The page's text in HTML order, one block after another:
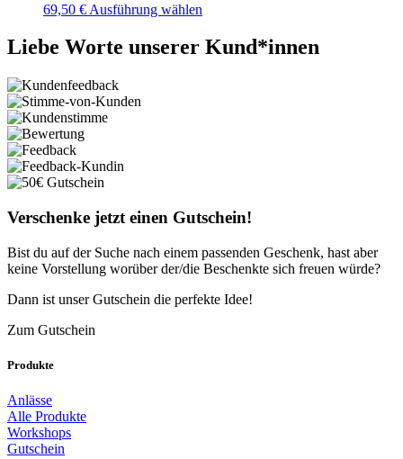
69,50 € Ausführung wählen
Liebe Worte unserer Kund*innen
Verschenke jetzt einen Gutschein!
Bist du auf der Suche nach einem passenden Geschenk, hast aber
keine Vorstellung worüber der/die Beschenkte sich freuen würde?
Dann ist unser Gutschein die perfekte Idee!
Zum Gutschein
Produkte
Anlässe
Alle Produkte
Workshops
Gutschein